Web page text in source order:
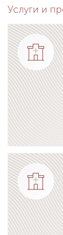
Услуги и
Подробнее о